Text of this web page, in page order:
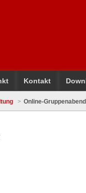
Kontakt
Online-Gruppenabend